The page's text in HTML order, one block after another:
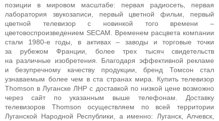
позиции в мировом масштабе: первая радиосеть, первая
лаборатория звукозаписи, первый цветной фильм, первый
цветной телевизор с новинкой того времени –
цветовоспроизведением SECAM
Временем расцвета компании
стали 1980-е годы, в активах – заводы и торговые точки
за рубежом Франции, более трех тысяч свидетельств
на различные изобретения. Благодаря эффективной рекламе
и безупречному качеству продукции, бренд Томсон стал
узнаваемым более чем в ста странах мира. Купить телевизор
Thomson в Луганске ЛНР с доставкой по низкой цене возможно
через сайт по указанным выше телефонам. Доставку
телевизоров Thomsonосуществляем по всей территории
Луганской Народной Республики, а именно: Луганск, Алчевск,